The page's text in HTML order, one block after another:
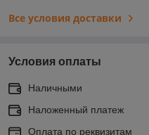
Все условия доставки
Условия оплаты
Наличными
Наложенный платеж
Оплата по реквизитам